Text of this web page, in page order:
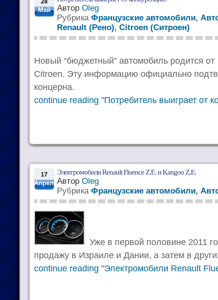
28
Май Автор Oleg
Рубрика Французские автомобили,
Renault (Рено), Citroen (Ситроен)
Новый “бюджетный” автомобиль родится
Citroen. Эту информацию официально
концерна.
continue reading "Потребитель выиграет от
17
Апрель
Электромобили Renault Fluence Z.E. и Kangoo Z.E.
Автор Oleg
Рубрика Французские автомобили,
Уже в первой половине 2011
продажу в Израиле и Дании, а затем в
continue reading "Электромобили Renault